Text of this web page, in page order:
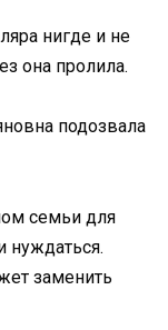
нигде и не
она пролила.
подозвала
семьи для
нуждаться.
заменить